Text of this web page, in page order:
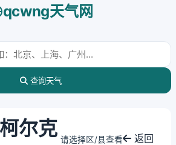
qcwng天气网
查询天气
尔克 请选择区/县查看
返回